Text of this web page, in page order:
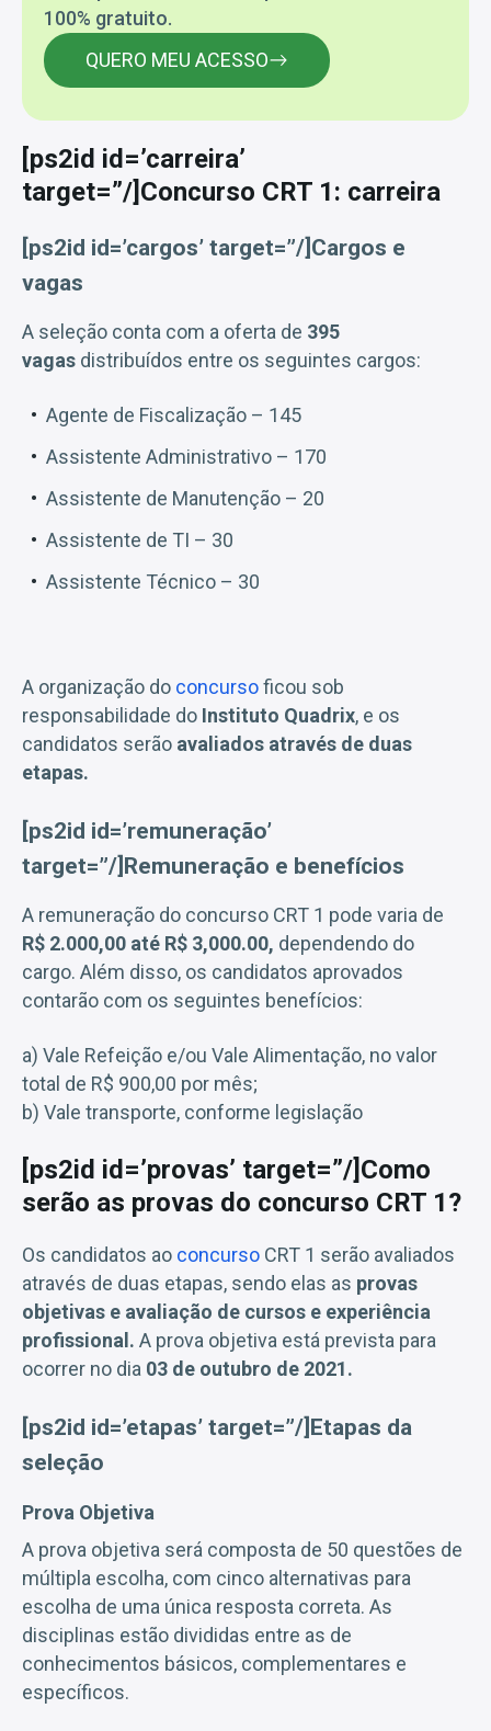
100% gratuito.
QUERO MEU ACESSO
[ps2id id=’carreira’
target=”/]Concurso CRT 1: carreira
[ps2id id=’cargos’ target=”/]Cargos e
vagas
A seleção conta com a oferta de 395
vagas distribuídos entre os seguintes cargos:
Agente de Fiscalização – 145
Assistente Administrativo – 170
Assistente de Manutenção – 20
Assistente de TI – 30
Assistente Técnico – 30
A organização do concursoficou sob
responsabilidade do Instituto Quadrix, e os
candidatos serão avaliados através de duas
etapas.
[ps2id id=’remuneração’
target=”/]Remuneração e benefícios
A remuneração do concurso CRT 1 pode varia de
R$ 2.000,00 até R$ 3,000.00, dependendo do
cargo. Além disso, os candidatos aprovados
contarão com os seguintes benefícios:
a) Vale Refeição e/ou Vale Alimentação, no valor
total de R$ 900,00 por mês;
b) Vale transporte, conforme legislação
[ps2id id=’provas’ target=”/]Como
serão as provas do concurso CRT 1?
Os candidatos ao concurso CRT 1 serão avaliados
através de duas etapas, sendo elas as provas
objetivas e avaliação de cursos e experiência
profissional. A prova objetiva está prevista para
ocorrer no dia 03 de outubro de 2021.
[ps2id id=’etapas’ target=”/]Etapas da
seleção
Prova Objetiva
A prova objetiva será composta de 50 questões de
múltipla escolha, com cinco alternativas para
escolha de uma única resposta correta. As
disciplinas estão divididas entre as de
conhecimentos básicos, complementares e
específicos.